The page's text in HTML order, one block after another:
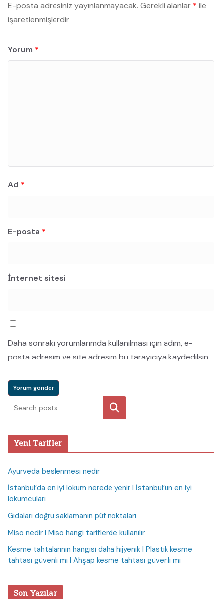
E-posta adresiniz yayınlanmayacak. Gerekli alanlar * ile
işaretlenmişlerdir
Yorum *
Ad *
E-posta *
İnternet sitesi
Daha sonraki yorumlarımda kullanılması için adım, e-
posta adresim ve site adresim bu tarayıcıya kaydedilsin.
Ara
Yeni Tarifler
Ayurveda beslenmesi nedir
İstanbul’da en iyi lokum nerede yenir I İstanbul’un en iyi
lokumcuları
Gıdaları doğru saklamanın püf noktaları
Miso nedir I Miso hangi tariflerde kullanılır
Kesme tahtalarının hangisi daha hijyenik I Plastik kesme
tahtası güvenli mi I Ahşap kesme tahtası güvenli mi
Son Yazılar